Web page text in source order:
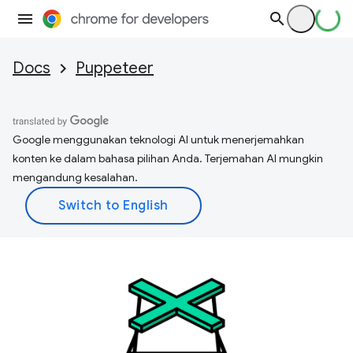
Docs Puppeteer
Google menggunakan teknologi AI untuk menerjemahkan
konten ke dalam bahasa pilihan Anda. Terjemahan AI mungkin
mengandung kesalahan.